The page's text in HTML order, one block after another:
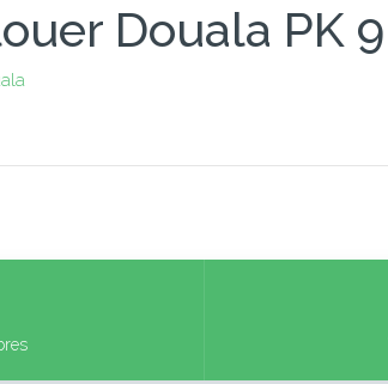
Douala PK 9